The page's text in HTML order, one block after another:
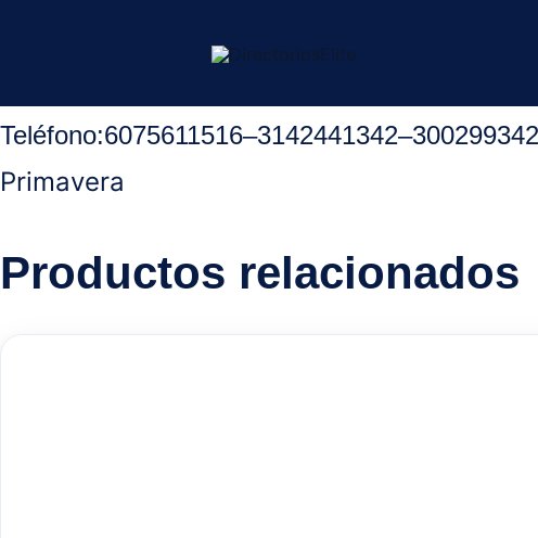
Teléfono:6075611516–3142441342–
Primavera
Productos relacionados